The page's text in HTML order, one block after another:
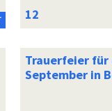
Trauerfeier für
September in